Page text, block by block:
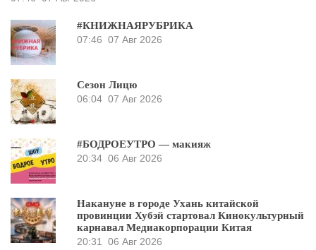
#КНИЖНАЯРУБРИКА
07:46 07 Авг 2026
Сезон Лицю
06:04 07 Авг 2026
#БОДРОЕУТРО — макияж
20:34 06 Авг 2026
Накануне в городе Ухань китайской
провинции Хубэй стартовал Кинокультурный
карнавал Медиакорпорации Китая
20:31
06 Авг 2026